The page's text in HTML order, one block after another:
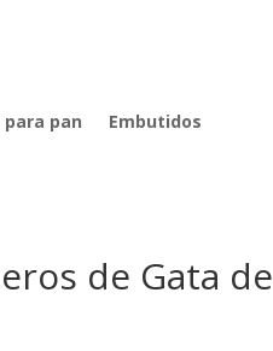
para pan
Embutidos
de Gata de